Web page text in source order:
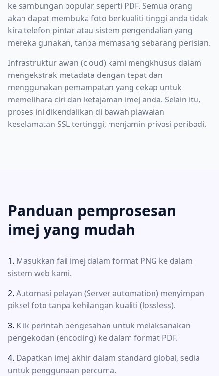
ke sambungan popular seperti PDF. Semua orang
akan dapat membuka foto berkualiti tinggi anda tidak
kira telefon pintar atau sistem pengendalian yang
mereka gunakan, tanpa memasang sebarang perisian.
Infrastruktur awan (cloud) kami mengkhusus dalam
mengekstrak metadata dengan tepat dan
menggunakan pemampatan yang cekap untuk
memelihara ciri dan ketajaman imej anda. Selain itu,
proses ini dikendalikan di bawah piawaian
keselamatan SSL tertinggi, menjamin privasi peribadi.
Panduan pemprosesan
imej yang mudah
Masukkan fail imej dalam format PNG ke dalam
sistem web kami.
Automasi pelayan (Server automation) menyimpan
piksel foto tanpa kehilangan kualiti (lossless).
Klik perintah pengesahan untuk melaksanakan
pengekodan (encoding) ke dalam format PDF.
Dapatkan imej akhir dalam standard global, sedia
untuk penggunaan percuma.